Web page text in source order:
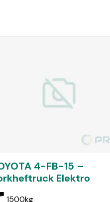
4-FB-15 –
Elektro
1500kg